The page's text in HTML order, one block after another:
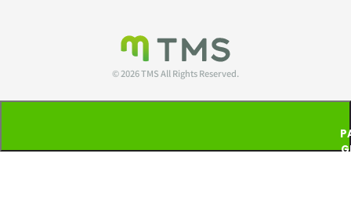
© 2026 TMS All Rights Reserved.